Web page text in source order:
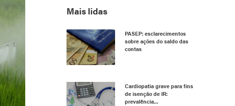
Mais lidas
PASEP: esclarecimentos
sobre ações do saldo das
contas
Cardiopatia grave para fins
de isenção de IR:
prevalência...